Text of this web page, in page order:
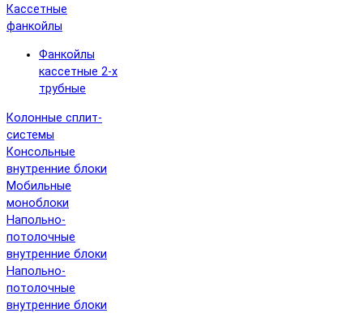
Кассетные
фанкойлы
Фанкойлы
кассетные 2-х
трубные
Колонные сплит-
системы
Консольные
внутренние блоки
Мобильные
моноблоки
Напольно-
потолочные
внутренние блоки
Напольно-
потолочные
внутренние блоки